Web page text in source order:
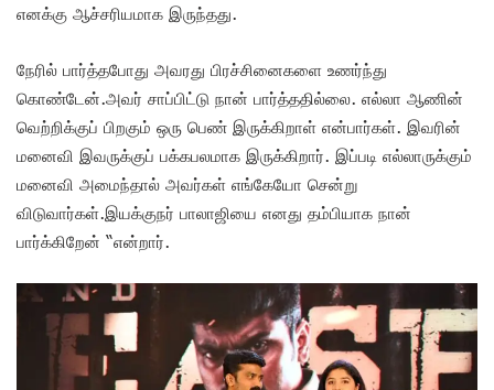
எனக்கு ஆச்சரியமாக இருந்தது.
நேரில் பார்த்தபோது அவரது பிரச்சினைகளை உணர்ந்து
கொண்டேன்.அவர் சாப்பிட்டு நான் பார்த்ததில்லை. எல்லா ஆணின்
வெற்றிக்குப் பிறகும் ஒரு பெண் இருக்கிறாள் என்பார்கள். இவரின்
மனைவி இவருக்குப் பக்கபலமாக இருக்கிறார். இப்படி எல்லாருக்கும்
மனைவி அமைந்தால் அவர்கள் எங்கேயோ சென்று
விடுவார்கள்.இயக்குநர் பாலாஜியை எனது தம்பியாக நான்
பார்க்கிறேன் “என்றார்.